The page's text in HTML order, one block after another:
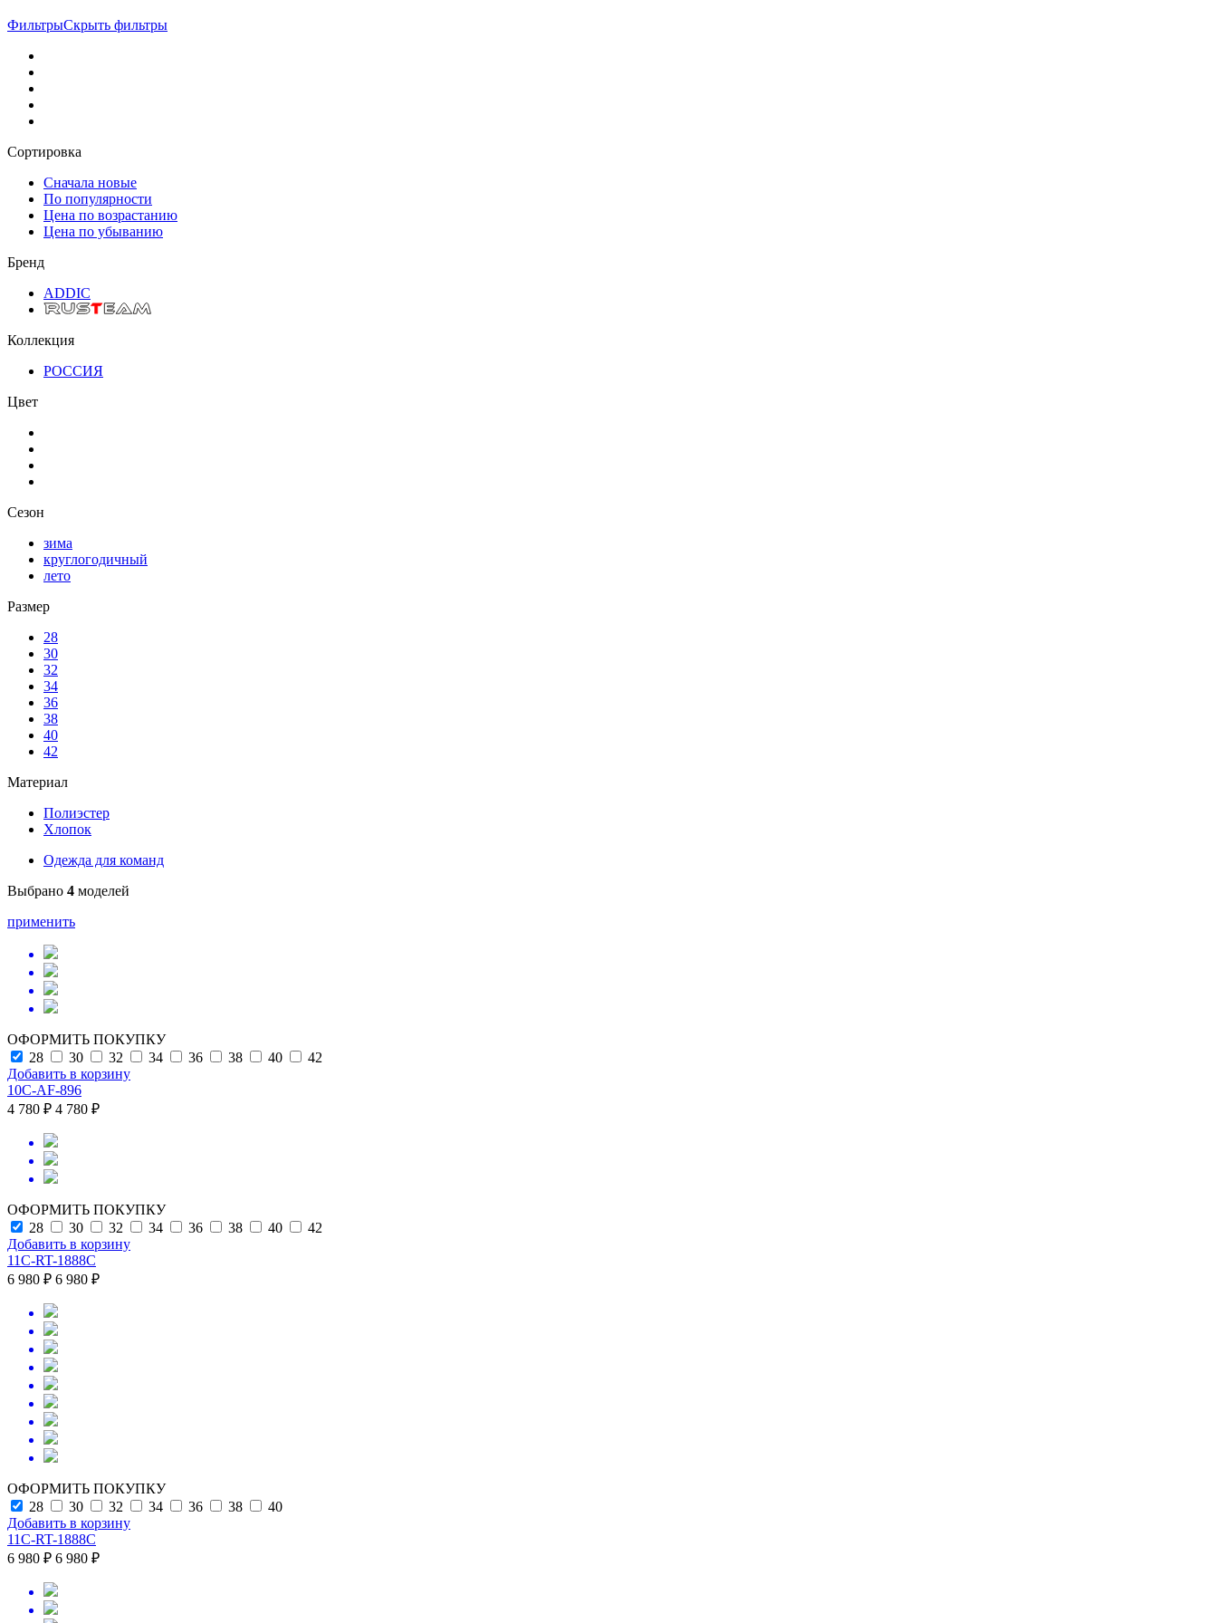
ФильтрыСкрыть фильтры
Сортировка
Сначала новые
По популярности
Цена по возрастанию
Цена по убыванию
Бренд
ADDIC
Коллекция
РОССИЯ
Цвет
Сезон
зима
круглогодичный
лето
Размер
28
30
32
34
36
38
40
42
Материал
Полиэстер
Хлопок
Одежда для команд
Выбрано 4 моделей
применить
ОФОРМИТЬ ПОКУПКУ
28
30 32 34 36 38 40
42
Добавить в корзину
10C-AF-896
4 780 ₽ 4 780 ₽
ОФОРМИТЬ ПОКУПКУ
28
30 32 34 36 38 40
42
Добавить в корзину
11C-RT-1888C
6 980 ₽ 6 980 ₽
ОФОРМИТЬ ПОКУПКУ
28
30 32 34 36 38
40
Добавить в корзину
11C-RT-1888C
6 980 ₽ 6 980 ₽